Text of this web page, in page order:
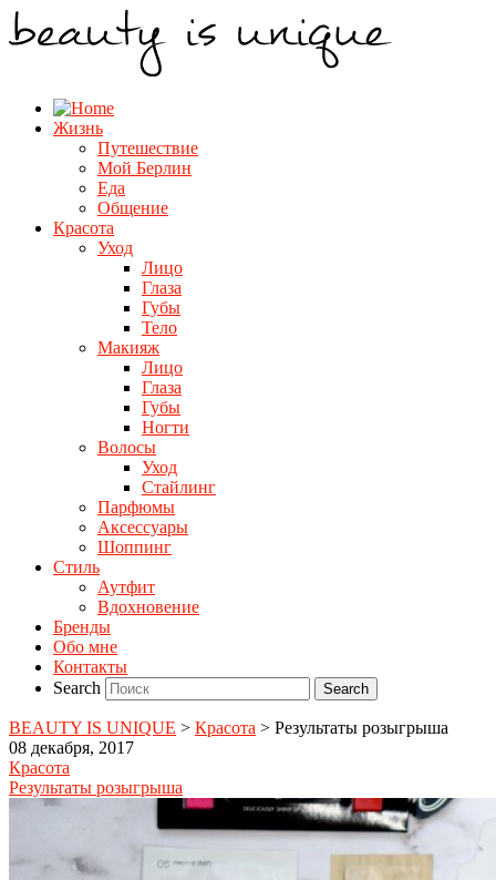
Жизнь
Путешествие
Мой Берлин
Еда
Общение
Красота
Уход
Лицо
Глаза
Губы
Тело
Макияж
Лицо
Глаза
Губы
Ногти
Волосы
Уход
Стайлинг
Парфюмы
Аксессуары
Шоппинг
Стиль
Аутфит
Вдохновение
Бренды
Обо мне
Контакты
Search
BEAUTY IS UNIQUE > Красота > Результаты розыгрыша
08 декабря, 2017
Красота
Результаты розыгрыша